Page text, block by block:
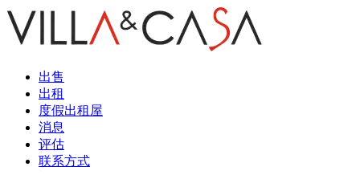
出售
出租
度假出租屋
消息
评估
联系方式